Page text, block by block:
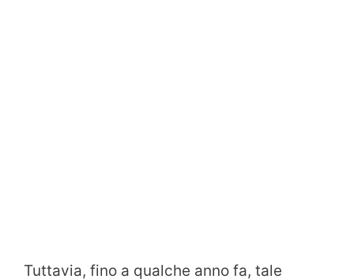
Tuttavia, fino a qualche anno fa, tale